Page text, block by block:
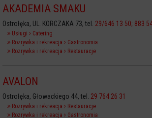
AKADEMIA SMAKU
Ostrołęka, UL. KORCZAKA 73, tel. 29/646 13 50; 883
Usługi
Catering
Rozrywka i rekreacja
Gastronomia
Rozrywka i rekreacja
Restauracje
AVALON
Ostrołęka, Głowackiego 44, tel. 29 764 26 31
Rozrywka i rekreacja
Restauracje
Rozrywka i rekreacja
Gastronomia